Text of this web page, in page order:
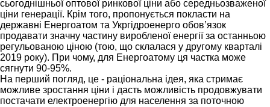
сьогоднішньої оптової ринкової ціни або середньозваженої
ціни генерації. Крім того, пропонується покласти на
державні Енергоатом та Укргідроенерго обов’язок
продавати значну частину виробленої енергії за останньою
регульованою ціною (тою, що склалася у другому кварталі
2019 року). При чому, для Енергоатому ця частка може
сягнути 90-95%.
На перший погляд, це - раціональна ідея, яка стримає
можливе зростання ціни і дасть можливість продовжувати
постачати електроенергію для населення за поточною